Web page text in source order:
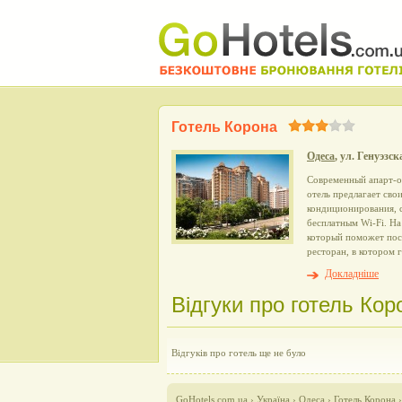
Готель Корона
Одеса, ул.
Современный апарт-
отель предлагает
кондиционирования,
бесплатным Wi-Fi. На
который поможет
ресторан, в котором
Докладніше
Відгуки про готель
Відгуків про готель ще не було
GoHotels.com.ua › Україна › Одеса › Готель Корона ›